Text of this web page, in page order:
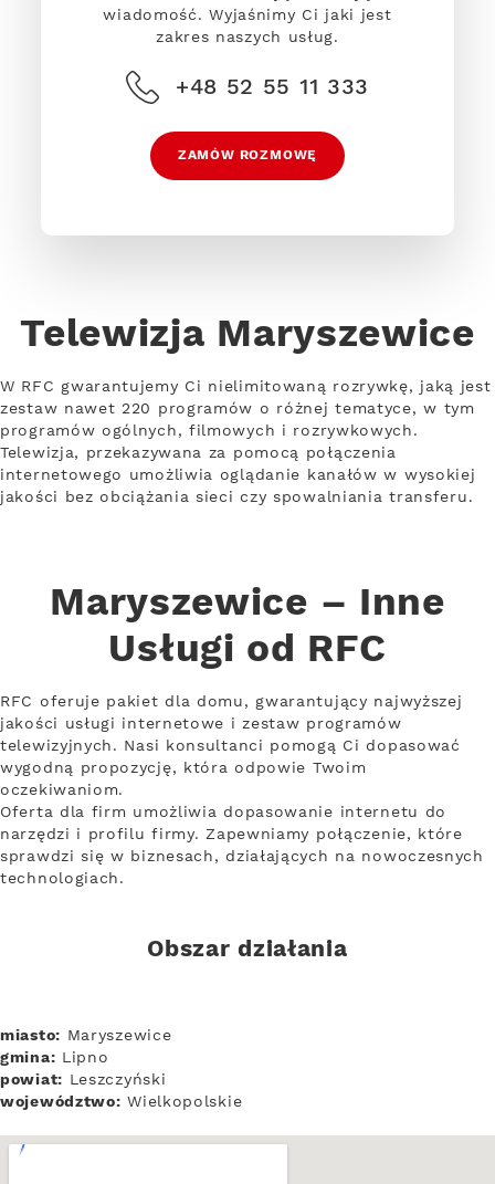
wiadomość. Wyjaśnimy Ci jaki jest
zakres naszych usług.
+48 52 55 11 333
ZAMÓW ROZMOWĘ
Telewizja Maryszewice
W RFC gwarantujemy Ci nielimitowaną rozrywkę, jaką jest
zestaw nawet 220 programów o różnej tematyce, w tym
programów ogólnych, filmowych i rozrywkowych.
Telewizja, przekazywana za pomocą połączenia
internetowego umożliwia oglądanie kanałów w wysokiej
jakości bez obciążania sieci czy spowalniania transferu.
Maryszewice – Inne
Usługi od RFC
RFC oferuje pakiet dla domu, gwarantujący najwyższej
jakości usługi internetowe i zestaw programów
telewizyjnych. Nasi konsultanci pomogą Ci dopasować
wygodną propozycję, która odpowie Twoim
oczekiwaniom.
Oferta dla firm umożliwia dopasowanie internetu do
narzędzi i profilu firmy. Zapewniamy połączenie, które
sprawdzi się w biznesach, działających na nowoczesnych
technologiach.
Obszar działania
miasto: Maryszewice
gmina: Lipno
powiat: Leszczyński
województwo: Wielkopolskie